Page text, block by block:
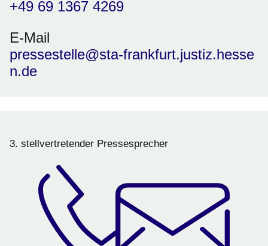
+49 69 1367 4269
E-Mail
pressestelle@sta-frankfurt.justiz.hesse
n.de
3. stellvertretender Pressesprecher